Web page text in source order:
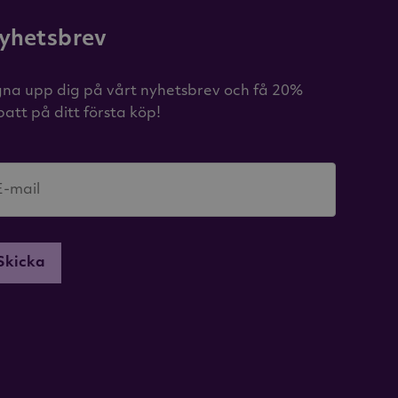
upp dig på vårt nyhetsbrev och få 20%
på ditt första köp!
mail